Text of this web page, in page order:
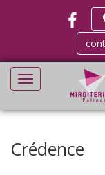
Crédence